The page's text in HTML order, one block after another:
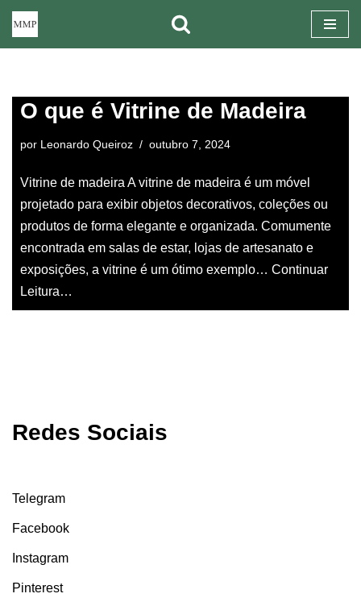
conteúdo
O que é Vitrine de Madeira
por Leonardo Queiroz outubro 7, 2024
Vitrine de madeira A vitrine de madeira é um móvel
projetado para exibir objetos decorativos, coleções ou
produtos de forma elegante e organizada. Comumente
encontrada em salas de estar, lojas de artesanato e
exposições, a vitrine é um ótimo exemplo… Continuar
Leitura…
Redes Sociais
Telegram
Facebook
Instagram
Pinterest